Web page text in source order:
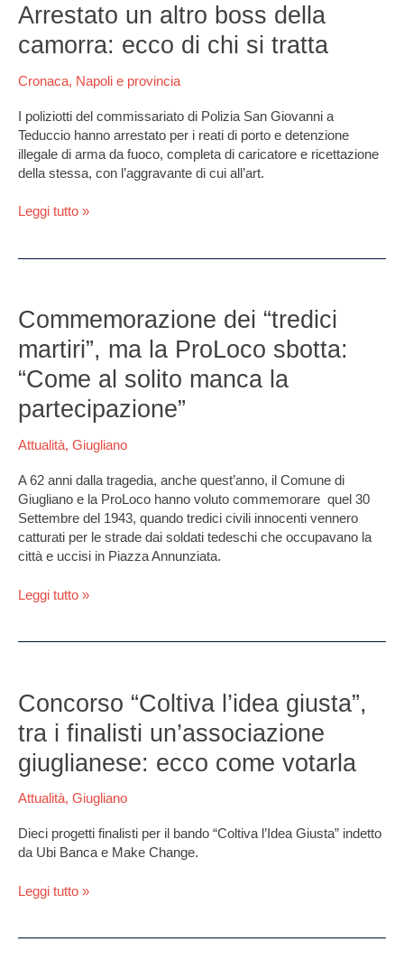
Arrestato un altro boss della
camorra: ecco di chi si tratta
Cronaca, Napoli e provincia
I poliziotti del commissariato di Polizia San Giovanni a
Teduccio hanno arrestato per i reati di porto e detenzione
illegale di arma da fuoco, completa di caricatore e ricettazione
della stessa, con l’aggravante di cui all’art.
un
altro
boss
camorra:
di
chi
si
tratta
Leggi tutto »
Commemorazione dei “tredici
martiri”, ma la ProLoco sbotta:
“Come al solito manca la
partecipazione”
Attualità, Giugliano
A 62 anni dalla tragedia, anche quest’anno, il Comune di
Giugliano e la ProLoco hanno voluto commemorare quel 30
Settembre del 1943, quando tredici civili innocenti vennero
catturati per le strade dai soldati tedeschi che occupavano la
città e uccisi in Piazza Annunziata.
dei
“tredici
martiri”,
ma
ProLoco
sbotta:
“Come
solito
manca
la
partecipazione”
Leggi tutto »
Concorso “Coltiva l’idea giusta”,
tra i finalisti un’associazione
giuglianese: ecco come votarla
Attualità, Giugliano
Dieci progetti finalisti per il bando “Coltiva l’Idea Giusta” indetto
da Ubi Banca e Make Change.
“Coltiva
l’idea
giusta”,
i
finalisti
un’associazione
giuglianese:
ecco
votarla
Leggi tutto »